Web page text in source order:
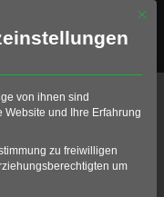
Mit
von ihnen sind
und Ihre Erfahrung
zu freiwilligen
um